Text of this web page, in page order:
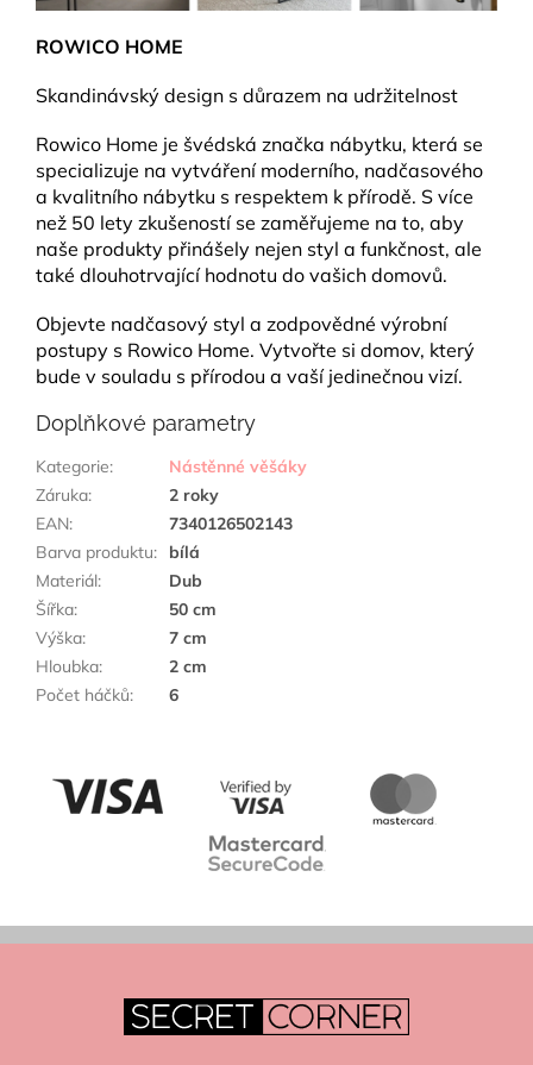
ROWICO HOME
Skandinávský design s důrazem na udržitelnost
Rowico Home je švédská značka nábytku, která se
specializuje na vytváření moderního, nadčasového
a kvalitního nábytku s respektem k přírodě. S více
než 50 lety zkušeností se zaměřujeme na to, aby
naše produkty přinášely nejen styl a funkčnost, ale
také dlouhotrvající hodnotu do vašich domovů.
Objevte nadčasový styl a zodpovědné výrobní
postupy s Rowico Home. Vytvořte si domov, který
bude v souladu s přírodou a vaší jedinečnou vizí.
Doplňkové parametry
Kategorie:
Nástěnné věšáky
Záruka:
2 roky
EAN:
7340126502143
Barva produktu:
bílá
Materiál:
Dub
Šířka:
50 cm
Výška:
7 cm
Hloubka:
2 cm
Počet háčků: 6